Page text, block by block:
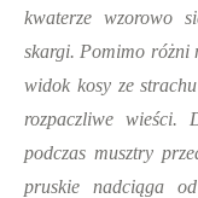
kwaterze wzorowo
skargi. Pomimo różni
widok kosy ze
rozpaczliwe wieści.
podczas musztry
pruskie nadciąga